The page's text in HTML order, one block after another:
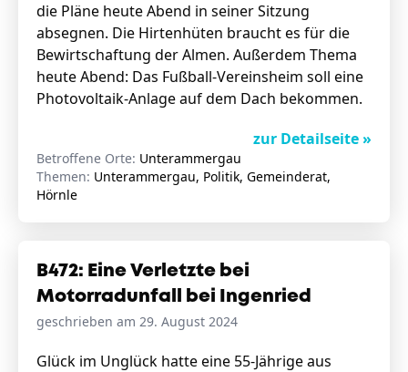
die Pläne heute Abend in seiner Sitzung
absegnen. Die Hirtenhüten braucht es für die
Bewirtschaftung der Almen. Außerdem Thema
heute Abend: Das Fußball-Vereinsheim soll eine
Photovoltaik-Anlage auf dem Dach bekommen.
zur Detailseite »
Betroffene Orte: Unterammergau
Themen: Unterammergau, Politik, Gemeinderat,
Hörnle
B472: Eine Verletzte bei
Motorradunfall bei Ingenried
geschrieben am 29. August 2024
Glück im Unglück hatte eine 55-Jährige aus